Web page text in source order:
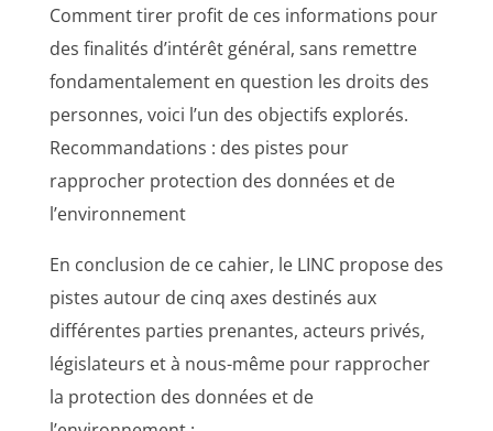
Comment tirer profit de ces informations pour
des finalités d’intérêt général, sans remettre
fondamentalement en question les droits des
personnes, voici l’un des objectifs explorés.
Recommandations : des pistes pour
rapprocher protection des données et de
l’environnement
En conclusion de ce cahier, le LINC propose des
pistes autour de cinq axes destinés aux
différentes parties prenantes, acteurs privés,
législateurs et à nous-même pour rapprocher
la protection des données et de